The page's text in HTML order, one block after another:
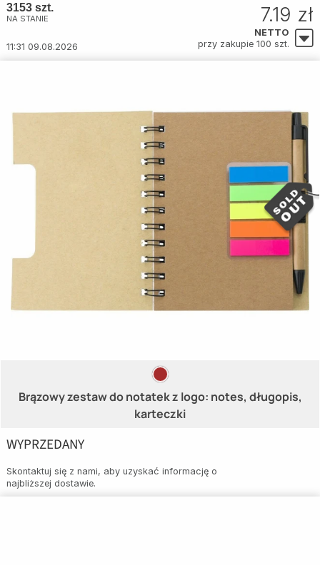
3153 szt.
NA STANIE
11:31 09.08.2026
7.19 zł
NETTO
przy zakupie 100 szt.
Brązowy zestaw do notatek z logo: notes, długopis,
karteczki
WYPRZEDANY
Skontaktuj się z nami, aby uzyskać informację o
najbliższej dostawie.